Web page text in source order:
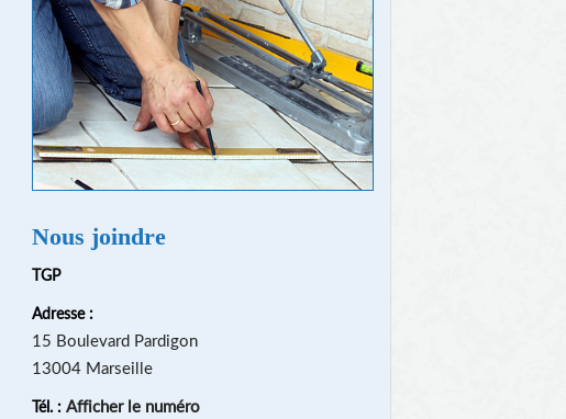
Nous joindre
TGP
Adresse :
15 Boulevard Pardigon
13004 Marseille
Tél. : Afficher le numéro